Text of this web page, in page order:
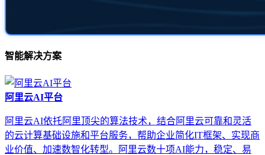
智能解决方案
阿里云AI平台
阿里云AI依托阿里顶尖的算法技术，结合阿里云可靠和灵活
的云计算基础设施和平台服务，帮助企业简化IT框架、实现商
业价值、加速数智化转型。阿里云数十项AI能力，稳定、易